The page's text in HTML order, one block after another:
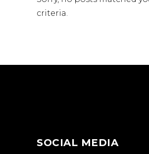
criteria.
SOCIAL MEDIA